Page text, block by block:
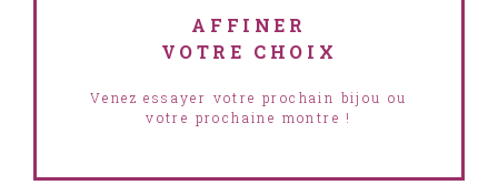
AFFINER
VOTRE CHOIX
Venez essayer votre prochain bijou ou
votre prochaine montre !